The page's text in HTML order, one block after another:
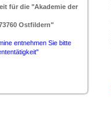
für die "Akademie der
Ostfildern"
entnehmen Sie bitte